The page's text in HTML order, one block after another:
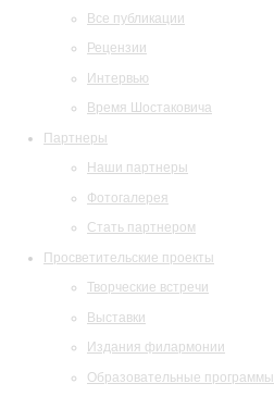
Все публикации
Рецензии
Интервью
Время Шостаковича
Партнеры
Наши партнеры
Фотогалерея
Стать партнером
Просветительские проекты
Творческие встречи
Выставки
Издания филармонии
Образовательные программы